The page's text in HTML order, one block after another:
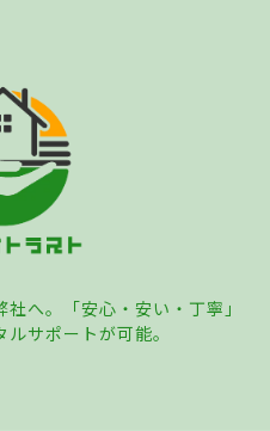
へ。「安心・安い・丁寧」
サポートが可能。